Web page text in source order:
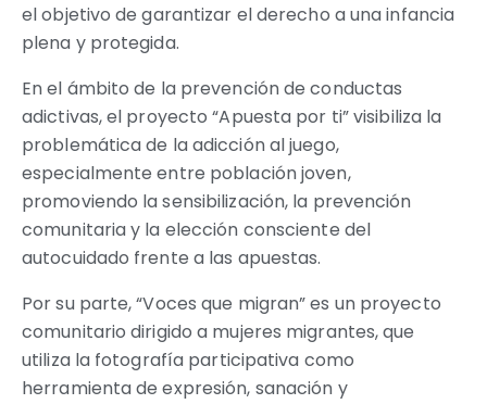
el objetivo de garantizar el derecho a una infancia
plena y protegida.
En el ámbito de la prevención de conductas
adictivas, el proyecto “Apuesta por ti” visibiliza la
problemática de la adicción al juego,
especialmente entre población joven,
promoviendo la sensibilización, la prevención
comunitaria y la elección consciente del
autocuidado frente a las apuestas.
Por su parte, “Voces que migran” es un proyecto
comunitario dirigido a mujeres migrantes, que
utiliza la fotografía participativa como
herramienta de expresión, sanación y